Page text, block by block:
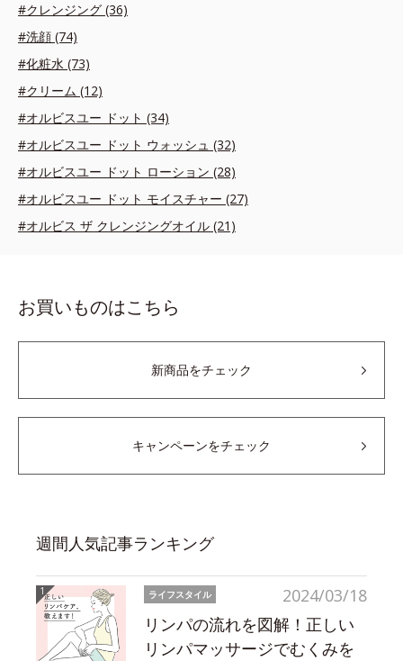
#クレンジング (36)
#洗顔 (74)
#化粧水 (73)
#クリーム (12)
#オルビスユー ドット (34)
#オルビスユー ドット ウォッシュ (32)
#オルビスユー ドット ローション (28)
#オルビスユー ドット モイスチャー (27)
#オルビス ザ クレンジングオイル (21)
お買いものはこちら
新商品をチェック
キャンペーンをチェック
週間人気記事ランキング
2024/03/18
ライフスタイル
リンパの流れを図解！正しい
リンパマッサージでむくみを